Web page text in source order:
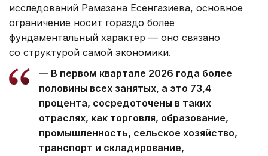
исследований Рамазана Есенгазиева, основное
ограничение носит гораздо более
фундаментальный характер — оно связано
со структурой самой экономики.
— В первом квартале 2026 года более
половины всех занятых, а это 73,4
процента, сосредоточены в таких
отраслях, как торговля, образование,
промышленность, сельское хозяйство,
транспорт и складирование,